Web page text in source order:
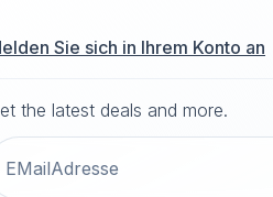
Sie sich in Ihrem Konto an
the latest deals and more.